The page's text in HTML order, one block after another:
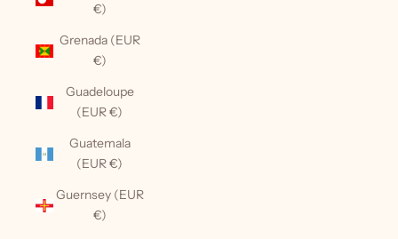
€)
Grenada (EUR
€)
Guadeloupe
(EUR €)
Guatemala
(EUR €)
Guernsey (EUR
€)